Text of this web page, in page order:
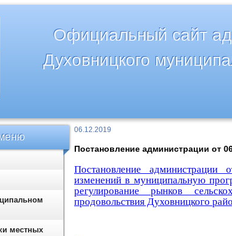
Официальный сайт
Духовницкого
06.12.2019
Постановление администрации от
Постановление
изменений в муниципальную
регулирование рынков
продовольствия Духовницкого
местных